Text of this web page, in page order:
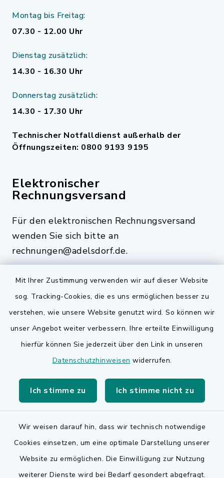
Mit Ihrer Zustimmung verwenden wir auf dieser Website
sog. Tracking-Cookies, die es uns ermöglichen besser zu
verstehen, wie unsere Website genutzt wird. So können wir
unser Angebot weiter verbessern. Ihre erteilte Einwilligung
hierfür können Sie jederzeit über den Link in unseren
Datenschutzhinweisen widerrufen.
Ich stimme zu Ich stimme nicht zu
Wir weisen darauf hin, dass wir technisch notwendige
Cookies einsetzen, um eine optimale Darstellung unserer
Website zu ermöglichen. Die Einwilligung zur Nutzung
weiterer Dienste wird bei Bedarf gesondert abgefragt.
Montag bis Freitag:
07.30 - 12.00 Uhr
Dienstag zusätzlich:
14.30 - 16.30 Uhr
Donnerstag zusätzlich:
14.30 - 17.30 Uhr
Technischer Notfalldienst außerhalb der
Öffnungszeiten: 0800 9193 9195
Elektronischer
Rechnungsversand
Für den elektronischen Rechnungsversand
wenden Sie sich bitte an
rechnungen@adelsdorf.de.
Quicklinks
Bauen in Adelsdorf
BayernPortal
Landkreis Erlangen-Höchstadt